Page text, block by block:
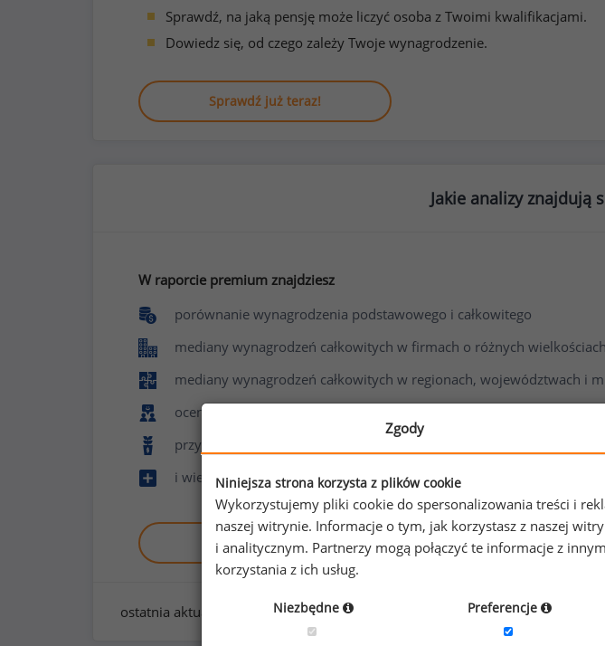
Sprawdź, na jaką pensję może liczyć osoba z Twoimi kwalifikacjami.
Dowiedz się, od czego zależy Twoje wynagrodzenie.
Sprawdź już teraz!
Jakie analizy znajdują
W raporcie premium znajdziesz
porównanie wynagrodzenia podstawowego i całkowitego
mediany wynagrodzeń całkowitych w firmach o różnych
mediany wynagrodzeń całkowitych w regionach, województwach i
ocenę poziomu zadowolenia z pracy i wynagrodzenia
przyznawane benefity
i wiele innych
Zobacz raport demo
ostatnia aktualizacja: styczeń 2026
Zgody
Niniejsza strona korzysta z plików cookie
Wykorzystujemy pliki cookie do spersonalizowania treści i
naszej witrynie. Informacje o tym, jak korzystasz z naszej
i analitycznym. Partnerzy mogą połączyć te informacje z
korzystania z ich usług.
Niezbędne Preferencje